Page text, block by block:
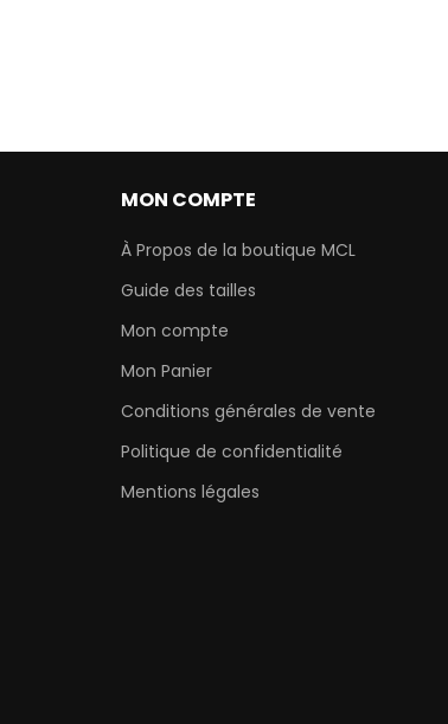
MON COMPTE
À Propos de la boutique MCL
Guide des tailles
Mon compte
Mon Panier
Conditions générales de vente
Politique de confidentialité
Mentions légales